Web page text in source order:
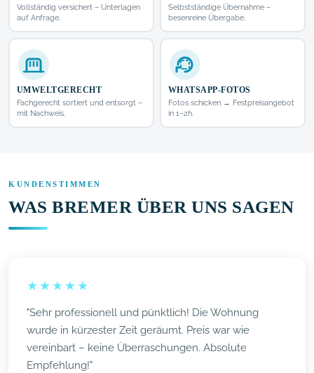
Vollständig versichert – Unterlagen
auf Anfrage.
Selbstständige Übernahme –
besenreine Übergabe.
UMWELTGERECHT
Fachgerecht sortiert und entsorgt –
mit Nachweis.
WHATSAPP-FOTOS
Fotos schicken → Festpreisangebot
in 1–2h.
KUNDENSTIMMEN
WAS BREMER ÜBER UNS SAGEN
★★★★★
"Sehr professionell und pünktlich! Die Wohnung
wurde in kürzester Zeit geräumt. Preis war wie
vereinbart – keine Überraschungen. Absolute
Empfehlung!"